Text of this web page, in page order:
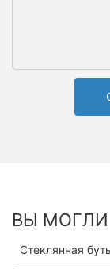
ВЫ
Стеклянная